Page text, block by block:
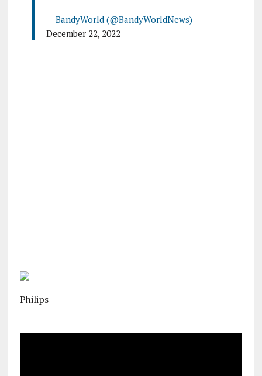
— BandyWorld (@BandyWorldNews)
December 22, 2022
Philips